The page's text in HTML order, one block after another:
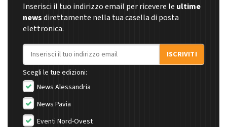
Inserisci il tuo indirizzo email per ricevere le ultime
newsdirettamente nella tua casella di posta
elettronica.
Indirizzo email
ISCRIVITI
Scegli le tue edizioni:
News Alessandria
News Pavia
Eventi Nord-Ovest